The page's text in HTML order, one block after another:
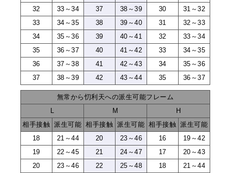
32 33～34 37 38～39 30
31～32
33
34～35 38 39～40 31
32～33
34
35～36 39 40～41 32
33～34
35
36～37 40 41～42 33
34～35
36
37～38 41 42～43 34
35～36
37
38～39 42 43～44 35 36～37
無常から忉利天への派生可能フレーム
L
M
H
相手接触
派生可能 相手接触 派生可能 相手接触
派生可能
18
21～44 20 23～46 16
19～42
19
22～45 21 24～47 17
20～43
20
23～46 22 25～48 18
21～44